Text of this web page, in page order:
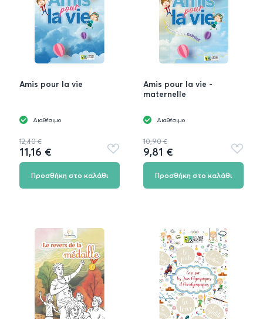
Amis pour la vie
Διαθέσιμο
12,40 €
11,16 €
Προσθήκη
στα
Προσθήκη στο καλάθι
Amis pour la vie -
maternelle
Διαθέσιμο
10,90 €
9,81 €
στα
Προσθήκη στο καλάθι